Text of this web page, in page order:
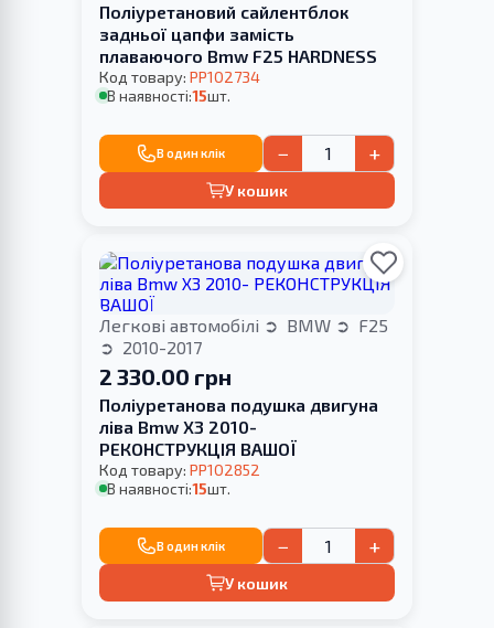
Поліуретановий сайлентблок
задньої цапфи замість
плаваючого Bmw F25 HARDNESS
Код товару: PP102734
В наявності:15шт.
В один клік − +
У кошик
Легкові автомобілі BMW
F25
2010-2017
2 330.00 грн
Поліуретанова подушка двигуна
ліва Bmw X3 2010-
РЕКОНСТРУКЦІЯ ВАШОЇ
Код товару: PP102852
В наявності:15шт.
В один клік − +
У кошик